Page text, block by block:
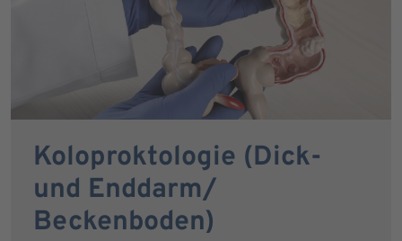
Koloproktologie (Dick-
und Enddarm/
Beckenboden)